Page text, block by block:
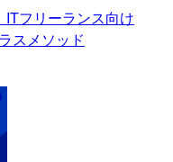
ITフリーランス向け
スメソッド